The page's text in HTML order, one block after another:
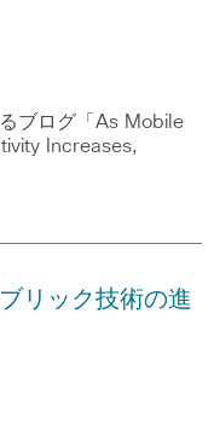
ブログ「As Mobile
Increases,
リック技術の進